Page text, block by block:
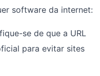
software da internet:
se de que a URL
para evitar sites